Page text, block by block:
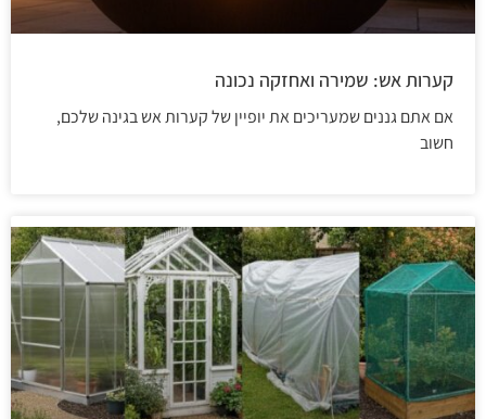
קערות אש: שמירה ואחזקה נכונה
אם אתם גננים שמעריכים את יופיין של קערות אש בגינה שלכם,
חשוב